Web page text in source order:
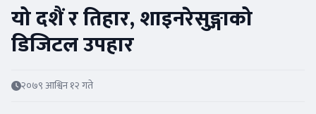
यो दशैं र तिहार, शाइनरेसुङ्गाको
डिजिटल उपहार
२०७९ आश्विन १२ गते